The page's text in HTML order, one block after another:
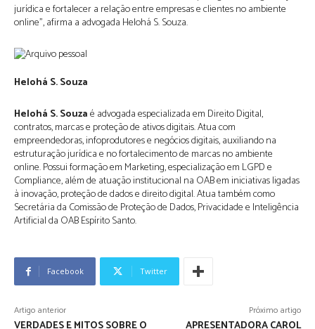
jurídica e fortalecer a relação entre empresas e clientes no ambiente
online”, afirma a advogada Helohá S. Souza.
Helohá S. Souza
Helohá S. Souzaé advogada especializada em Direito Digital,
contratos, marcas e proteção de ativos digitais. Atua com
empreendedoras, infoprodutores e negócios digitais, auxiliando na
estruturação jurídica e no fortalecimento de marcas no ambiente
online. Possui formação em Marketing, especialização em LGPD e
Compliance, além de atuação institucional na OAB em iniciativas ligadas
à inovação, proteção de dados e direito digital. Atua também como
Secretária da Comissão de Proteção de Dados, Privacidade e Inteligência
Artificial da OAB Espírito Santo.
Facebook Twitter
Artigo anterior Próximo artigo